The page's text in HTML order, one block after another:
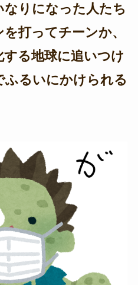
りになった人たち
打ってチーンか、
る地球に追いつけ
るいにかけられる